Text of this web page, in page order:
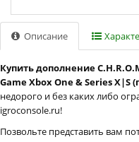
Описание
Купить дополнение
Game Xbox One & Series
недорого и без каких либо
igroconsole.ru!
Позвольте представить вам